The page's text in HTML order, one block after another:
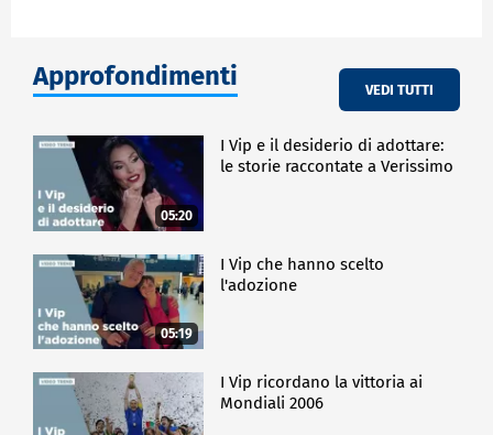
Approfondimenti VEDI TUTTI
05:20
I Vip e il desiderio di adottare:
le storie raccontate a Verissimo
05:19
I Vip che hanno scelto
l'adozione
I Vip ricordano la vittoria ai
Mondiali 2006